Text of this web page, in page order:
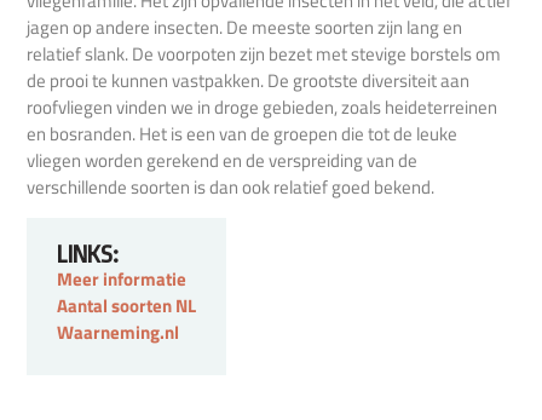
jagen op andere insecten. De meeste soorten zijn lang en
relatief slank. De voorpoten zijn bezet met stevige borstels om
de prooi te kunnen vastpakken. De grootste diversiteit aan
roofvliegen vinden we in droge gebieden, zoals heideterreinen
en bosranden. Het is een van de groepen die tot de leuke
vliegen worden gerekend en de verspreiding van de
verschillende soorten is dan ook relatief goed bekend.
LINKS:
Meer informatie
Aantal soorten NL
Waarneming.nl